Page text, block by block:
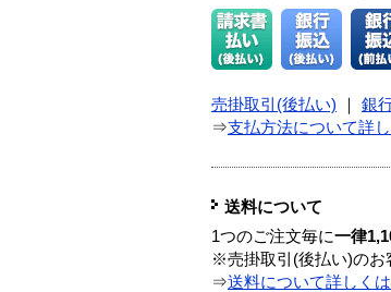
売掛取引(後払い) 銀
⇒支払方法について詳
送料について
1つのご注文毎に一律
※売掛取引(後払い)のお
⇒送料について詳しく